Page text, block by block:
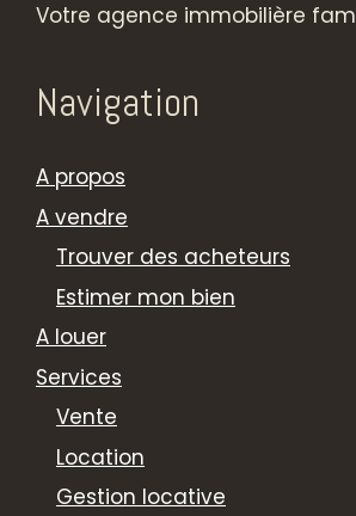
Votre agence immobilière
Navigation
A propos
A vendre
Trouver des acheteurs
Estimer mon bien
A louer
Services
Vente
Location
Gestion locative